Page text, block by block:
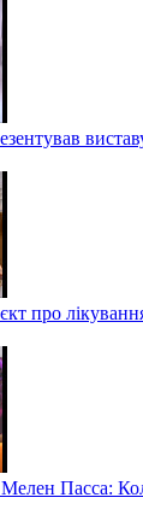
про
Пасса: